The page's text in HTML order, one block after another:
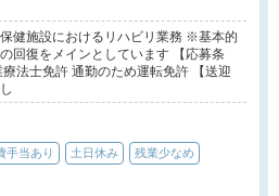
健施設におけるリハビリ業務 ※基本的
回復をメインとしています 【応募条
法士免許 通勤のため運転免許 【送迎
手当あり 土日休み 残業少なめ